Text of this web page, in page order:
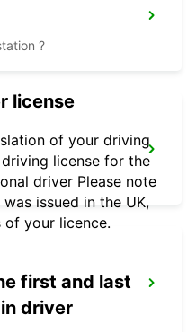
?
license
of your driving
license for the
driver Please note
issued in the UK,
your licence.
first and last
driver